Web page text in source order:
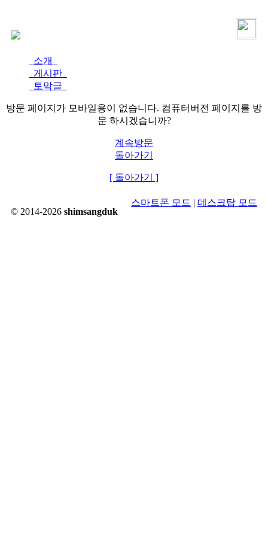
소개
게시판
토막글
방문 페이지가 모바일용이 없습니다. 컴퓨터버전 페이지를 방
문 하시겠습니까?
계속방문
돌아가기
[ 돌아가기 ]
© 2014-2026 shimsangduk
스마트폰 모드 | 데스크탑 모드